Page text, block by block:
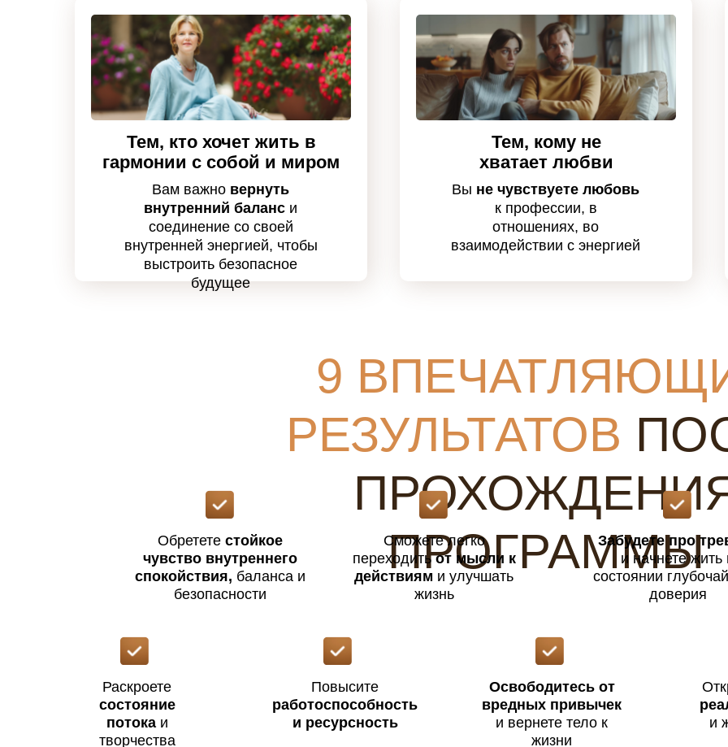
Тем, кто хочет жить в
гармонии с собой и миром
Тем, кому не
хватает любви
Вам важно вернуть
внутренний баланс и
соединение со своей
внутренней энергией, чтобы
выстроить безопасное
будущее
Вы не чувствуете любовь
к профессии, в
отношениях, во
взаимодействии с энергией
9
РЕЗУЛЬТАТОВ
ПРОГРАММЫ
Раскроете
состояние
потока и
творчества
Повысите
работоспособность
и ресурсность
Освободитесь от
вредных привычек
и вернете тело к
жизни
и
Обретете стойкое
чувство внутреннего
спокойствия, баланса и
безопасности
Сможете легко
переходитьот мысли к
действиям и улучшать
жизнь
Забудете про
и начнете жить
состоянии
доверия